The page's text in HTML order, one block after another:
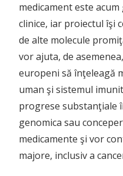
medicament este
clinice, iar proiectul îşi
de alte molecule
vor ajuta, de
europeni să înţeleagă
uman şi sistemul
progrese substanţiale
genomica sau
medicamente şi vor
majore, inclusiv a